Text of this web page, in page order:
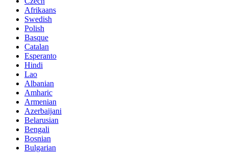
Afrikaans
Swedish
Polish
Basque
Catalan
Esperanto
Hindi
Lao
Albanian
Amharic
Armenian
Azerbaijani
Belarusian
Bengali
Bosnian
Bulgarian